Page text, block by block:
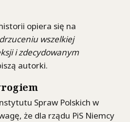
opiera się na
wszelkiej
i zdecydowanym
autorki.
Spraw Polskich w
że dla rządu PiS Niemcy